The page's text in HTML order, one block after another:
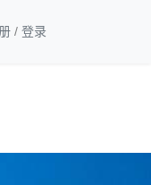
/ 登录